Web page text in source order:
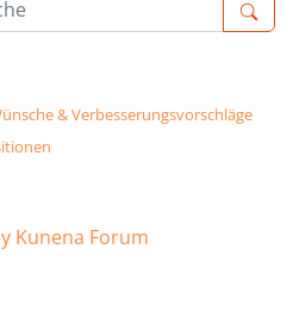
& Verbesserungsvorschläge
Kunena Forum